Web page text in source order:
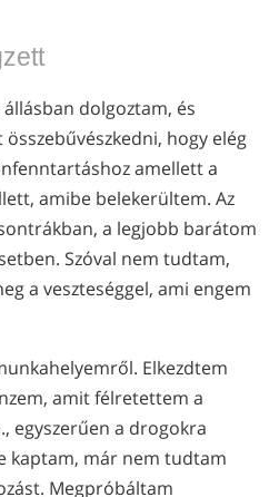
arab
ukrán
horvát
török
dolgoztam, és
hogy elég
amellett a
amibe belekerültem. Az
a legjobb barátom
Szóval nem tudtam,
a veszteséggel, ami engem
Elkezdtem
amit félretettem a
egyszerűen a drogokra
kaptam, már nem tudtam
Megpróbáltam